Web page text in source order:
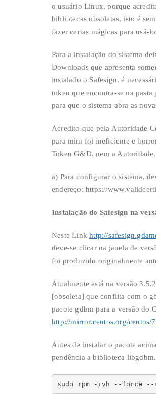
o usuário Linux, porque
bibliotecas obsoletas, isto é
fazer certas mágicas para usá-
Para a instalação do sistema
Downloads que apresenta
instalado o Safesign, é
token que encontra-se na
para que o sistema abra as
Acredito que pela Autoridade
para mim foi ineficiente e
Token G&D, nem a
a) Para configurar o sistema,
endereço: https://
Instalação do Safesign na
Neste Linkhttp://
deve-se clicar na janela de
foi produzido originalmente
Atualmente está na versão
[obsoleta] que conflita com o
pacote gdbm para a versão do
http://mirror.centos.org/centos/
Antes de instalar o pacote
pendência a biblioteca
sudo rpm -ivh --force --